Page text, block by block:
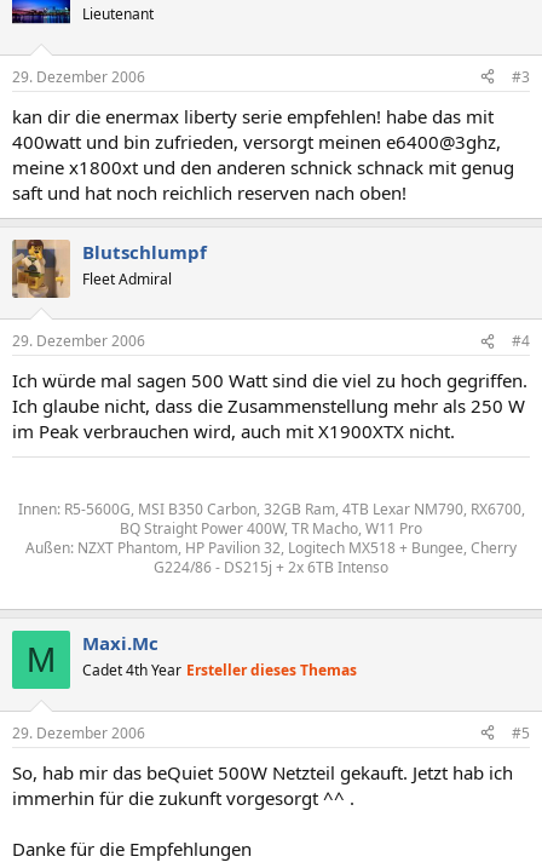
Lieutenant
29. Dezember 2006 #3
kan dir die enermax liberty serie empfehlen! habe das mit
400watt und bin zufrieden, versorgt meinen e6400@3ghz,
meine x1800xt und den anderen schnick schnack mit genug
saft und hat noch reichlich reserven nach oben!
Blutschlumpf
Fleet Admiral
29. Dezember 2006 #4
Ich würde mal sagen 500 Watt sind die viel zu hoch gegriffen.
Ich glaube nicht, dass die Zusammenstellung mehr als 250 W
im Peak verbrauchen wird, auch mit X1900XTX nicht.
Innen: R5-5600G, MSI B350 Carbon, 32GB Ram, 4TB Lexar NM790, RX6700,
BQ Straight Power 400W, TR Macho, W11 Pro
Außen: NZXT Phantom, HP Pavilion 32, Logitech MX518 + Bungee, Cherry
G224/86 - DS215j + 2x 6TB Intenso
M Maxi.Mc
Cadet 4th Year Ersteller dieses Themas
29. Dezember 2006 #5
So, hab mir das beQuiet 500W Netzteil gekauft. Jetzt hab ich
immerhin für die zukunft vorgesorgt ^^ .
Danke für die Empfehlungen